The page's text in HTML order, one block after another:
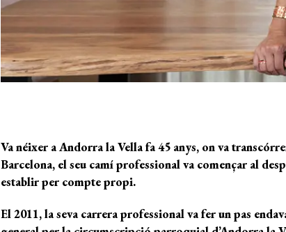
Va néixer a Andorra la Vella fa 45 anys, on va
Barcelona, el seu camí professional va començar al
establir per compte propi.
El 2011, la seva carrera professional va fer un pas